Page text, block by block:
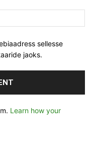
sellesse
jaoks.
Learn how your